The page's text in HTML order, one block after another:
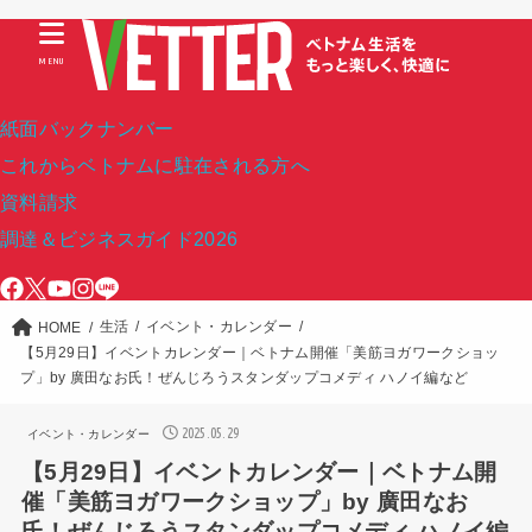
紙面バックナンバー
これからベトナムに駐在される方へ
資料請求
調達＆ビジネスガイド2026
MENU
HOME 生活
イベント・カレンダー
【5月29日】イベントカレンダー｜ベトナム開催「美筋ヨガワークショッ
プ」by 廣田なお氏！ぜんじろうスタンダップコメディ ハノイ編など
イベント・カレンダー 2025.05.29
【5月29日】イベントカレンダー｜ベトナム開
催「美筋ヨガワークショップ」by 廣田なお